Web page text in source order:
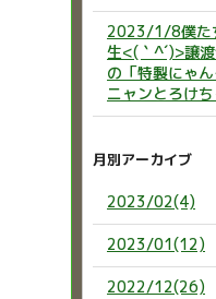
2023/1/8僕た
生<(｀^´)>譲
の「特製にゃ
ニャンとろけ
月別アーカイブ
2023/02(4)
2023/01(12)
2022/12(26)